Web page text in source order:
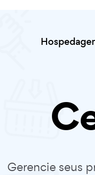
Gerencie seus